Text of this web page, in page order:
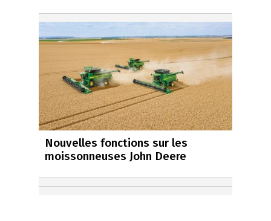
Nouvelles fonctions sur les
moissonneuses John Deere